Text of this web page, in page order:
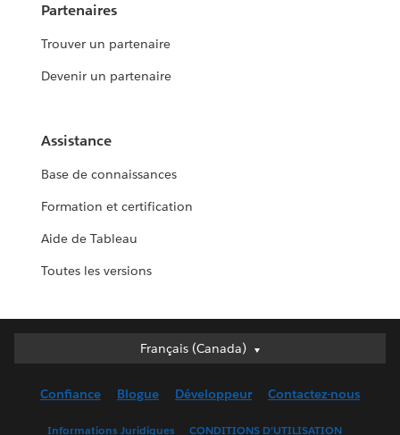
Partenaires
Trouver un partenaire
Devenir un partenaire
Assistance
Base de connaissances
Formation et certification
Aide de Tableau
Toutes les versions
Français (Canada)
Français (Canada)
English (UK)
Confiance Blogue Développeur Contactez-nous
Informations Juridiques CONDITIONS D’UTILISATION